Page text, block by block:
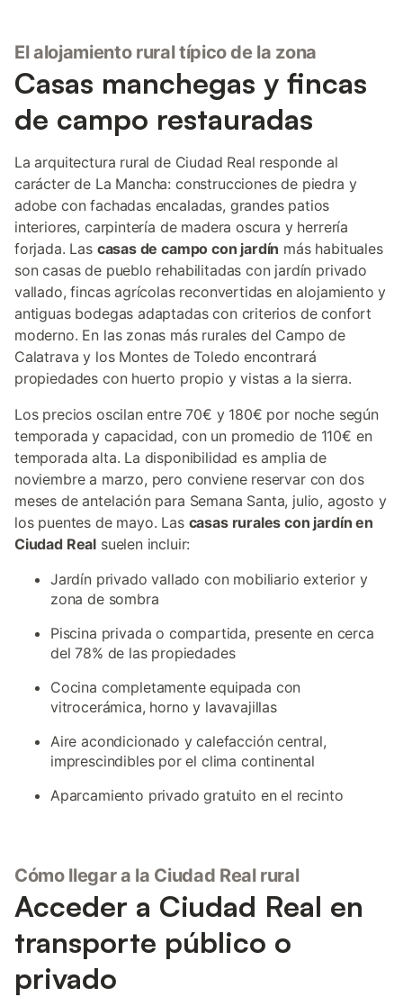
El alojamiento rural típico de la zona
Casas manchegas y fincas
de campo restauradas
La arquitectura rural de Ciudad Real responde al
carácter de La Mancha: construcciones de piedra y
adobe con fachadas encaladas, grandes patios
interiores, carpintería de madera oscura y herrería
forjada. Las casas de campo con jardín más habituales
son casas de pueblo rehabilitadas con jardín privado
vallado, fincas agrícolas reconvertidas en alojamiento y
antiguas bodegas adaptadas con criterios de confort
moderno. En las zonas más rurales del Campo de
Calatrava y los Montes de Toledo encontrará
propiedades con huerto propio y vistas a la sierra.
Los precios oscilan entre 70€ y 180€ por noche según
temporada y capacidad, con un promedio de 110€ en
temporada alta. La disponibilidad es amplia de
noviembre a marzo, pero conviene reservar con dos
meses de antelación para Semana Santa, julio, agosto y
los puentes de mayo. Las casas rurales con jardín en
Ciudad Real suelen incluir:
Jardín privado vallado con mobiliario exterior y
zona de sombra
Piscina privada o compartida, presente en cerca
del 78% de las propiedades
Cocina completamente equipada con
vitrocerámica, horno y lavavajillas
Aire acondicionado y calefacción central,
imprescindibles por el clima continental
Aparcamiento privado gratuito en el recinto
Cómo llegar a la Ciudad Real rural
Acceder a Ciudad Real en
transporte público o
privado